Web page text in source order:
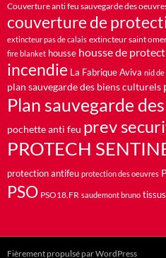
Couverture anti feu sauvegarde des
couverture de
extincteur pas de calais extincteur saint
fire blanket housse housse de
incendie La Fabrique Aviva nid de
plan sauvegarde des biens culturels
Plan sauvegarde
pochette anti feu prev
PROTECH
protection antifeu protection des oeuvres
PSO PSO18.FR saudemont bruno tissus
Fièrement propulsé par WordPress